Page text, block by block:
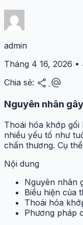
admin
Tháng 4 16, 2026
Chia sẻ: share alternate_email
Nguyên nhân
Thoái hóa khớp
nhiều yếu tố như
chấn thương. Cụ
Nội dung
Nguyên nhân
Biểu hiện của
Thoái hóa
Phương pháp